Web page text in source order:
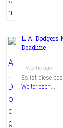
L. A. Dodgers
Deadline
1 Woche ago
Es ist diese
Weiterlesen...